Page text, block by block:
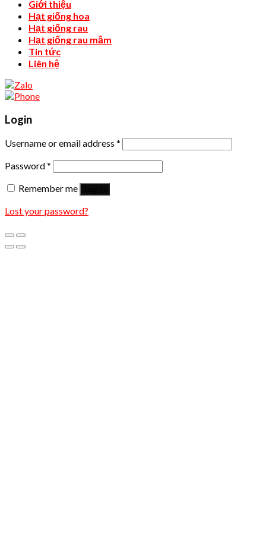
Giới thiệu
Hạt giống hoa
Hạt giống rau
Hạt giống rau mầm
Tin tức
Liên hệ
Login
Username or email address *
Password*
Remember me
Lost your password?